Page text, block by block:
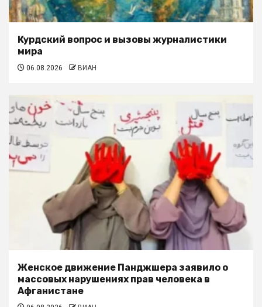
Курдский вопрос и вызовы журналистики
мира
06.08.2026 ВИАН
Женское движение Панджшера заявило о
массовых нарушениях прав человека в
Афганистане